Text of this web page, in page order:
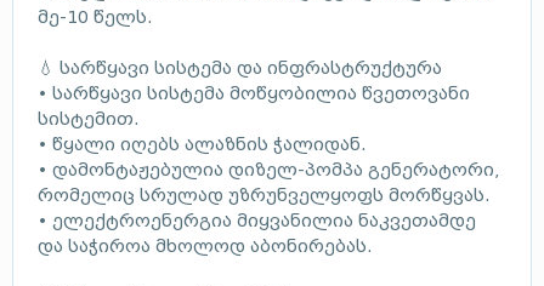
მე-10 წელს.
💧 სარწყავი სისტემა და ინფრასტრუქტურა
• სარწყავი სისტემა მოწყობილია წვეთოვანი
სისტემით.
• წყალი იღებს ალაზნის ჭალიდან.
• დამონტაჟებულია დიზელ-პომპა გენერატორი,
რომელიც სრულად უზრუნველყოფს მორწყვას.
• ელექტროენერგია მიყვანილია ნაკვეთამდე
და საჭიროა მხოლოდ აბონირებას.